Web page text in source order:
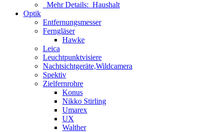
Mehr Details: Haushalt
Optik
Entfernungsmesser
Ferngläser
Hawke
Leica
Leuchtpunktvisiere
Nachtsichtgeräte,Wildcamera
Spektiv
Zielfernrohre
Konus
Nikko Stirling
Umarex
UX
Walther